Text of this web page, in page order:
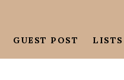
GUEST POST LISTS